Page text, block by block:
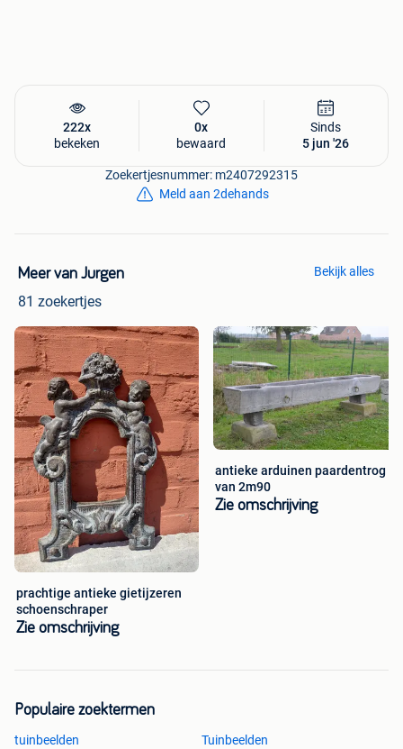
222x
bekeken
0x
bewaard
Sinds
5 jun '26
Zoekertjesnummer: m2407292315
Meld aan 2dehands
Meer van Jurgen
81 zoekertjes
Bekijk alles
prachtige antieke gietijzeren
schoenschraper
Zie omschrijving
antieke arduinen paardentrog
van 2m90
Zie omschrijving
Populaire zoektermen
tuinbeelden
Tuinbeelden